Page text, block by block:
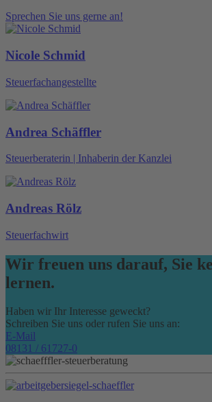
Sprechen Sie uns gerne an!
Nicole Schmid
Steuerfachangestellte
Andrea Schäffler
​Steuerberaterin | Inhaberin der Kanzlei
Andreas Rölz
Steuerfachwirt
Wir freuen uns darauf, Sie
lernen.
Haben wir Ihr Interesse geweckt?
Schreiben Sie uns oder rufen Sie uns an:
E-Mail
08131 / 61727-0